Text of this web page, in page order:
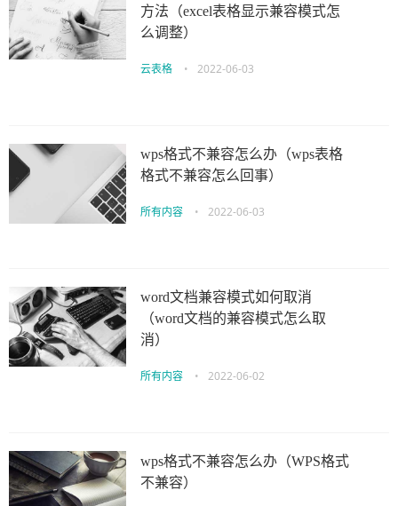
方法（excel表格显示兼容模式怎
么调整）
云表格 • 2022-06-03
wps格式不兼容怎么办（wps表格
格式不兼容怎么回事）
所有内容 • 2022-06-03
word文档兼容模式如何取消
（word文档的兼容模式怎么取
消）
所有内容 • 2022-06-02
wps格式不兼容怎么办（WPS格式
不兼容）